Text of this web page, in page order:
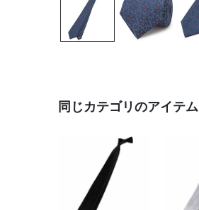
同じカテゴリのアイテム